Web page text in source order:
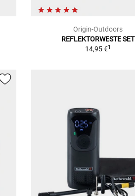
Origin-Outdoors
REFLEKTORWESTE SET
14,95 €1